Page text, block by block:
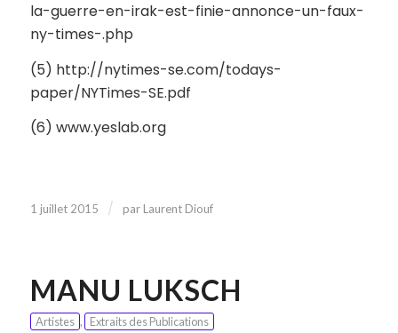
la-guerre-en-irak-est-finie-annonce-un-faux-
ny-times-.php
(5) http://nytimes-se.com/todays-
paper/NYTimes-SE.pdf
(6) www.yeslab.org
1 juillet 2015 / par Laurent Diouf
MANU LUKSCH
Artistes , Extraits des Publications